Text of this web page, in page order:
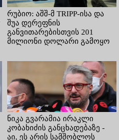
რუბიო: აშშ-მ TRIPP-ისა და
შუა დერეფნის
განვითარებისთვის 201
მილიონი დოლარი გამოყო
ნიკა გვარამია ირაკლი
კობახიძის განცხადებაზე -
აი, ეს არის სამშობლოს